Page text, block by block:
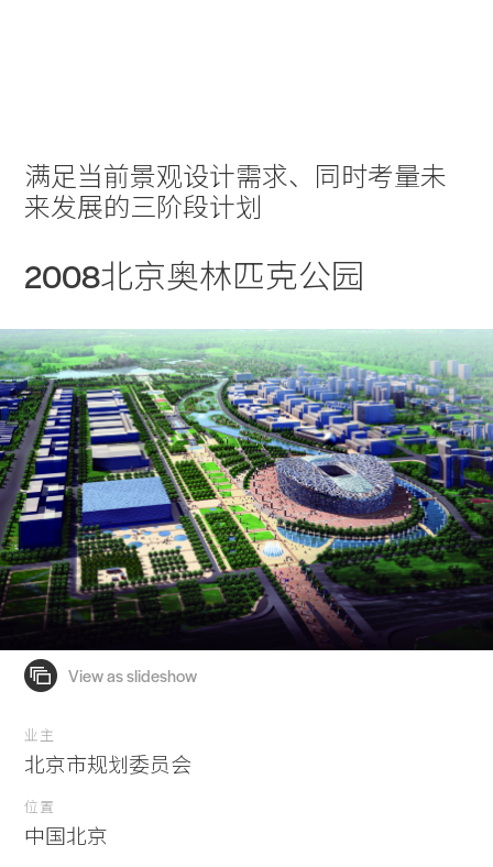
满足当前景观设计需求、同时考量未
来发展的三阶段计划
2008北京奥林匹克公园
业主
北京市规划委员会
位置
中国北京